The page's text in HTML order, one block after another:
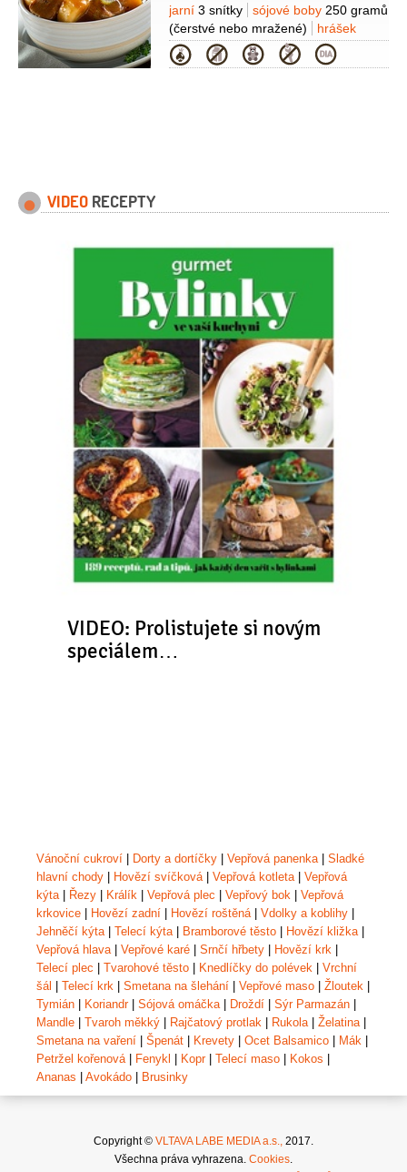
jarní 3 snítky sójové boby 250 gramů
(čerstvé nebo mražené)
hrášek
250 gramů
(čerstvý nebo
mražený)
salát římský1/2kusu
Kategorie
VIDEO RECEPTY
VIDEO: Prolistujete si novým
speciálem…
Vánoční cukroví Dorty a dortíčky Vepřová panenka| Sladké
hlavní chody
Hovězí svíčková| Vepřová kotleta| Vepřová
kýta| Řezy Králík Vepřová plec Vepřový bok
Vepřová
krkovice
Hovězí zadní Hovězí roštěná| Vdolky a koblihy
Jehněčí kýta| Telecí kýta| Bramborové těsto Hovězí kližka|
Vepřová hlava| Vepřové karé Srnčí hřbety Hovězí krk
Telecí plec
Tvarohové těsto Knedlíčky do polévek
Vrchní
šál
Telecí krk Smetana na šlehání Vepřové maso Žloutek
Tymián
Koriandr| Sójová omáčka| Droždí Sýr Parmazán
Mandle
Tvaroh měkký Rajčatový protlak Rukola| Želatina|
Smetana na vaření
Špenát Krevety Ocet Balsamico Mák
Petržel kořenová| Fenykl Kopr| Telecí maso Kokos
Ananas
Avokádo Brusinky
Copyright © VLTAVA LABE MEDIA a.s., 2017.
Všechna práva vyhrazena. Cookies.